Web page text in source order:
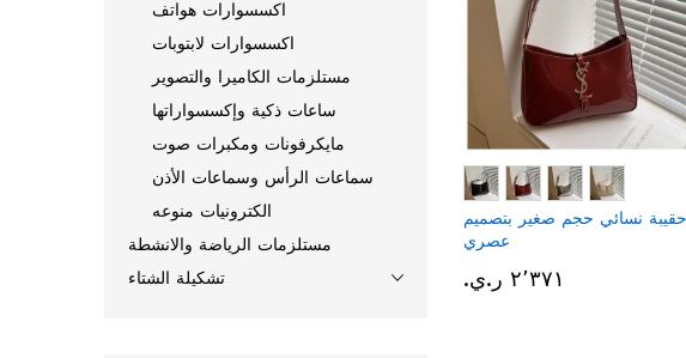
حقيبة نسائي حجم صغير بتصميم
عصري
٢٬٣٧١ ر.ي.‏
اكسسوارات هواتف
اكسسوارات لابتوبات
مستلزمات الكاميرا والتصوير
ساعات ذكية وإكسسواراتها
مايكرفونات ومكبرات صوت
سماعات الرأس وسماعات الأذن
الكترونيات منوعه
مستلزمات الرياضة والانشطة
تشكيلة الشتاء